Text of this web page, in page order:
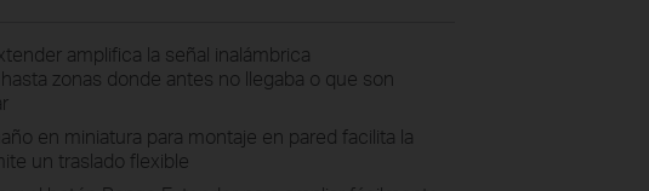
amplifica la señal inalámbrica
zonas donde antes no llegaba o que son
en miniatura para montaje en pared facilita la
un traslado flexible